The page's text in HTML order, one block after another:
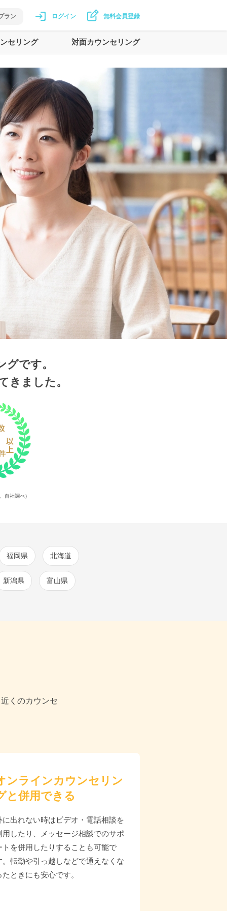
ラン ログイン 無料会員登録
セリング 対面カウンセリング
です。
きました。
自社調べ）
福岡県 北海道
新潟県 富山県
くのカウンセ
ンラインカウンセリン
と併用できる
に出れない時はビデオ・電話相談を
用したり、メッセージ相談でのサポ
トを併用したりすることも可能で
。転勤や引っ越しなどで通えなくな
たときにも安心です。